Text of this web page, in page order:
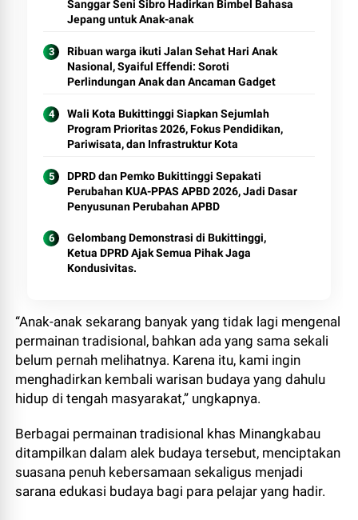
Sanggar Seni Sibro Hadirkan Bimbel Bahasa
Jepang untuk Anak-anak
Ribuan warga ikuti Jalan Sehat Hari Anak
Nasional, Syaiful Effendi: Soroti
Perlindungan Anak dan Ancaman Gadget
Wali Kota Bukittinggi Siapkan Sejumlah
Program Prioritas 2026, Fokus Pendidikan,
Pariwisata, dan Infrastruktur Kota
DPRD dan Pemko Bukittinggi Sepakati
Perubahan KUA-PPAS APBD 2026, Jadi Dasar
Penyusunan Perubahan APBD
Gelombang Demonstrasi di Bukittinggi,
Ketua DPRD Ajak Semua Pihak Jaga
Kondusivitas.
“Anak-anak sekarang banyak yang tidak lagi mengenal
permainan tradisional, bahkan ada yang sama sekali
belum pernah melihatnya. Karena itu, kami ingin
menghadirkan kembali warisan budaya yang dahulu
hidup di tengah masyarakat,” ungkapnya.
Berbagai permainan tradisional khas Minangkabau
ditampilkan dalam alek budaya tersebut, menciptakan
suasana penuh kebersamaan sekaligus menjadi
sarana edukasi budaya bagi para pelajar yang hadir.